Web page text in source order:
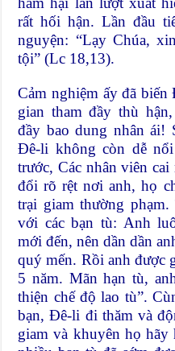
rất hối hận. Lần đầu
nguyện: “Lạy Chúa,
tội” (Lc 18,13).
Cảm nghiệm ấy đã
gian tham đầy thù
đầy bao dung nhân ái!
Đê-li không còn dễ
trước, Các nhân viên
đổi rõ rệt nơi anh, họ
trại giam thường
với các bạn tù: Anh
mới đến, nên dần dần
quý mến. Rồi anh được
5 năm. Mãn hạn tù,
thiện chế độ lao tù”.
bạn, Đê-li đi thăm và
giam và khuyên họ hãy